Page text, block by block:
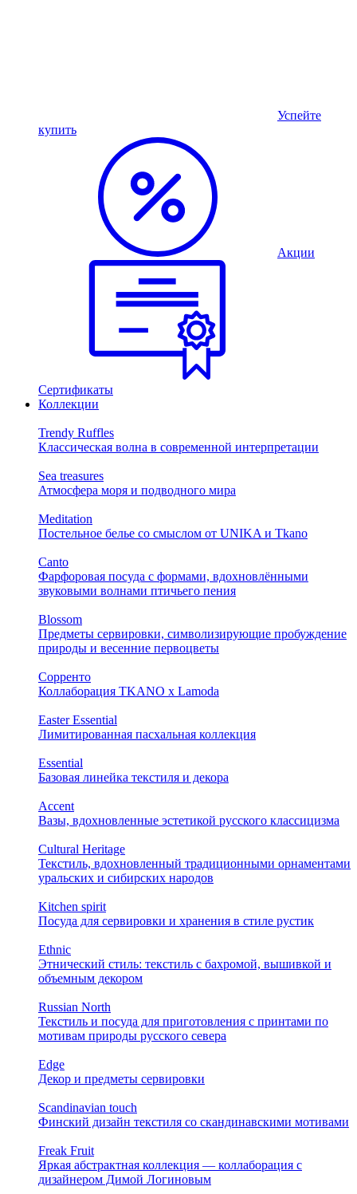
Успейте
купить
Акции
Сертификаты
Коллекции
Trendy Ruffles
Классическая волна в современной интерпретации
Sea treasures
Атмосфера моря и подводного мира
Meditation
Постельное белье со смыслом от UNIKA и Tkano
Canto
Фарфоровая посуда с формами, вдохновлёнными
звуковыми волнами птичьего пения
Blossom
Предметы сервировки, символизирующие пробуждение
природы и весенние первоцветы
Сорренто
Коллаборация TKANO х Lamoda
Easter Essential
Лимитированная пасхальная коллекция
Essential
Базовая линейка текстиля и декора
Accent
Вазы, вдохновленные эстетикой русского классицизма
Cultural Heritage
Текстиль, вдохновленный традиционными орнаментами
уральских и сибирских народов
Kitchen spirit
Посуда для сервировки и хранения в стиле рустик
Ethnic
Этнический стиль: текстиль с бахромой, вышивкой и
объемным декором
Russian North
Текстиль и посуда для приготовления с принтами по
мотивам природы русского севера
Edge
Декор и предметы сервировки
Scandinavian touch
Финский дизайн текстиля со скандинавскими мотивами
Freak Fruit
Яркая абстрактная коллекция — коллаборация с
дизайнером Димой Логиновым